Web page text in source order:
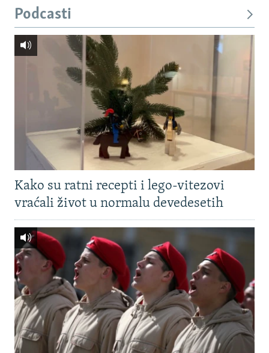
Podcasti
Kako su ratni recepti i lego-vitezovi
vraćali život u normalu devedesetih